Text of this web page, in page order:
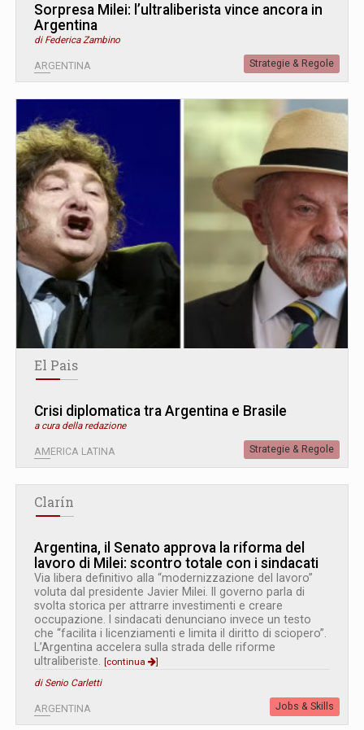
Sorpresa Milei: l’ultraliberista vince ancora in
Argentina
di Federica Zambino
ARGENTINA Strategie & Regole
El Pais
Crisi diplomatica tra Argentina e Brasile
a cura della redazione
AMERICA LATINA Strategie & Regole
Clarín
Argentina, il Senato approva la riforma del
lavoro di Milei: scontro totale con i sindacati
Via libera definitivo alla “modernizzazione del lavoro”
voluta dal presidente Javier Milei. Il governo parla di
svolta storica per attrarre investimenti e creare
occupazione. I sindacati denunciano invece un testo
che “facilita i licenziamenti e limita il diritto di sciopero”.
L’Argentina accelera sulla strada delle riforme
ultraliberiste. [continua
]
di Senio Carletti
ARGENTINA Jobs & Skills